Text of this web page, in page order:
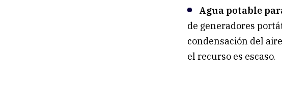
Agua potable
de generadores
condensación del
el recurso es escaso.